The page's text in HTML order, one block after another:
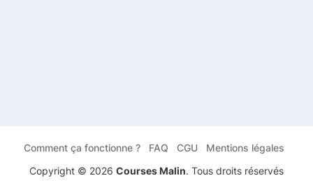
Comment ça fonctionne ? FAQ CGU
Mentions légales
Copyright © 2026 Courses Malin. Tous droits réservés